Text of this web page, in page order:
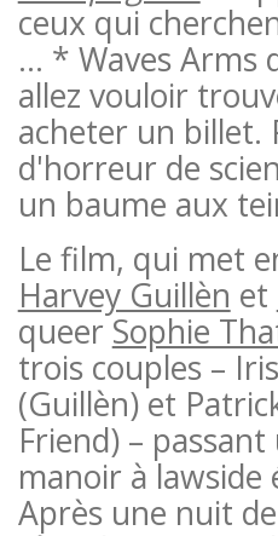
ceux qui
… * Waves Arms
allez vouloir
acheter un billet.
d'horreur de
un baume aux
Le film, qui met
Harvey Guillèn et
queerSophie
trois couples –
(Guillèn) et
Friend) –
manoir à lawside
Après une nuit